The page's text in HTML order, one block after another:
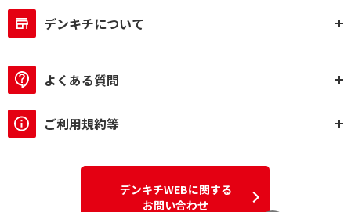
デンキチについて
よくある質問
ご利用規約等
デンキチWEBに関する
お問い合わせ